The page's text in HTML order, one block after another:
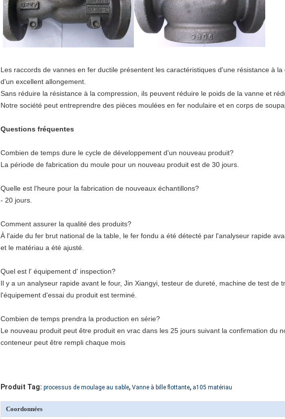
Les raccords de vannes en fer ductile présentent les caractéristiques d'une résistance à
d'un excellent allongement.
Sans réduire la résistance à la compression, ils peuvent réduire le poids de la vanne et
Notre société peut entreprendre des pièces moulées en fer nodulaire et en corps de
Questions fréquentes
Combien de temps dure le cycle de développement d'un nouveau produit?
La période de fabrication du moule pour un nouveau produit est de 30 jours.
Quelle est l'heure pour la fabrication de nouveaux échantillons?
- 20 jours.
Comment assurer la qualité des produits?
À l'aide du fer brut national de la table, le fer fondu a été détecté par l'analyseur rapide
et le matériau a été ajusté.
Quel est l' équipement d' inspection?
Il y a un analyseur rapide avant le four, Jin Xiangyi, testeur de dureté, machine de test de
l'équipement d'essai du produit est terminé.
Combien de temps prendra la production en série?
Le nouveau produit peut être produit en vrac dans les 25 jours suivant la confirmation du
conteneur peut être rempli chaque mois
Produit Tag: processus de moulage au sable, Vanne à bille flottante, a105 matériau
Coordonnées